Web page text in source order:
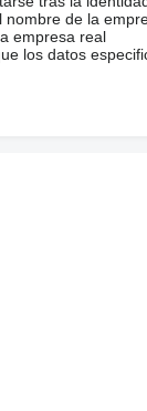
de la
empresa real
los datos